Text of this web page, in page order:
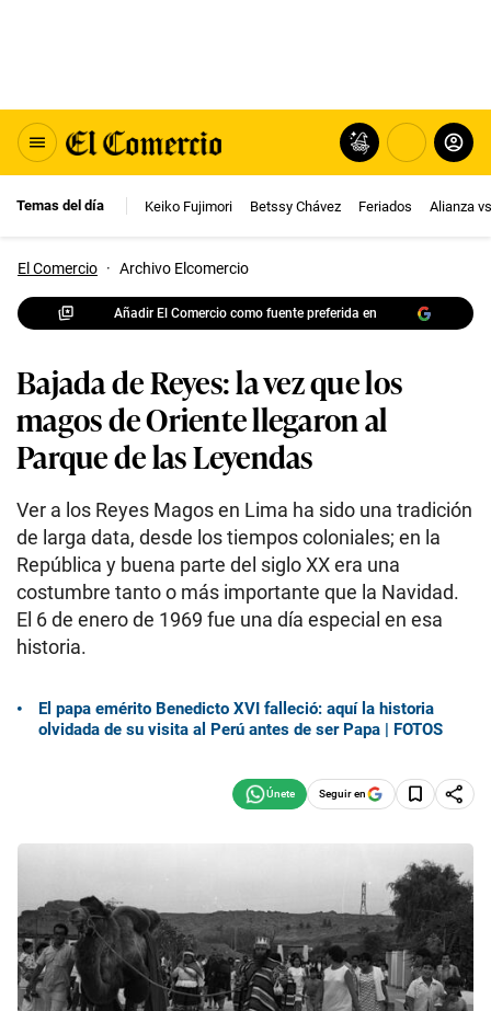
Temas del día Keiko Fujimori Betssy Chávez Feriados Alianza
El Comercio · Archivo Elcomercio
Añadir El Comercio como fuente preferida en
Bajada de Reyes: la vez que los
magos de Oriente llegaron al
Parque de las Leyendas
Ver a los Reyes Magos en Lima ha sido una tradición
de larga data, desde los tiempos coloniales; en la
República y buena parte del siglo XX era una
costumbre tanto o más importante que la Navidad.
El 6 de enero de 1969 fue una día especial en esa
historia.
El papa emérito Benedicto XVI falleció: aquí la historia
olvidada de su visita al Perú antes de ser Papa | FOTOS
Seguir en